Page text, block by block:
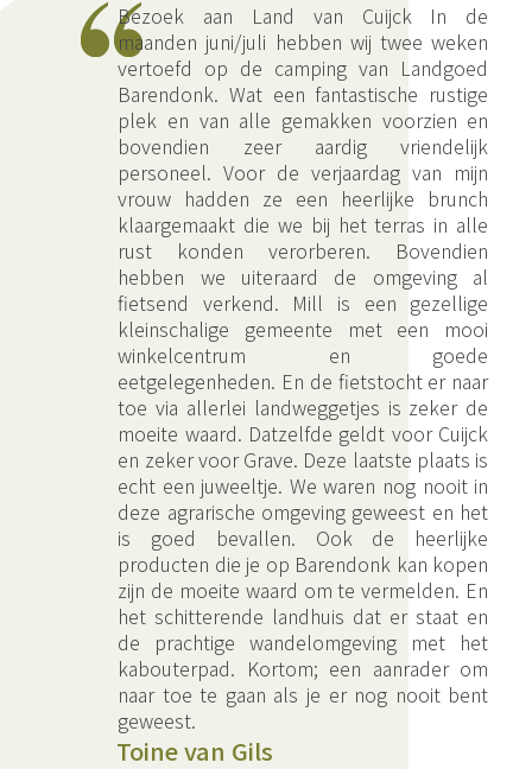
Bezoek aan Land van Cuijck In de
maanden juni/juli hebben wij twee weken
vertoefd op de camping van Landgoed
Barendonk. Wat een fantastische rustige
plek en van alle gemakken voorzien en
bovendien zeer aardig vriendelijk
personeel. Voor de verjaardag van mijn
vrouw hadden ze een heerlijke brunch
klaargemaakt die we bij het terras in alle
rust konden verorberen. Bovendien
hebben we uiteraard de omgeving al
fietsend verkend. Mill is een gezellige
kleinschalige gemeente met een mooi
winkelcentrum en goede
eetgelegenheden. En de fietstocht er naar
toe via allerlei landweggetjes is zeker de
moeite waard. Datzelfde geldt voor Cuijck
en zeker voor Grave. Deze laatste plaats is
echt een juweeltje. We waren nog nooit in
deze agrarische omgeving geweest en het
is goed bevallen. Ook de heerlijke
producten die je op Barendonk kan kopen
zijn de moeite waard om te vermelden. En
het schitterende landhuis dat er staat en
de prachtige wandelomgeving met het
kabouterpad. Kortom; een aanrader om
naar toe te gaan als je er nog nooit bent
geweest.
Toine van Gils